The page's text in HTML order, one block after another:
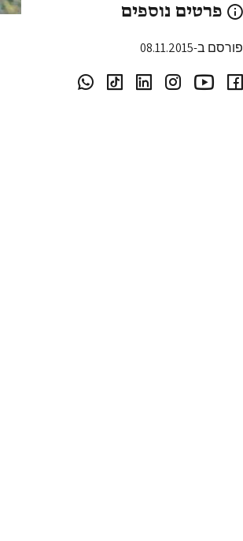
פרטים נוספים
פורסם ב-08.11.2015